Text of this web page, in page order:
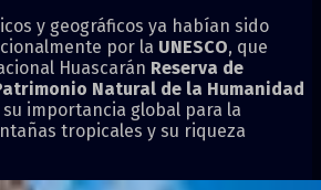
y geográficos ya habían sido
por la UNESCO, que
Huascarán Reserva de
Natural de la Humanidad
importancia global para la
tropicales y su riqueza